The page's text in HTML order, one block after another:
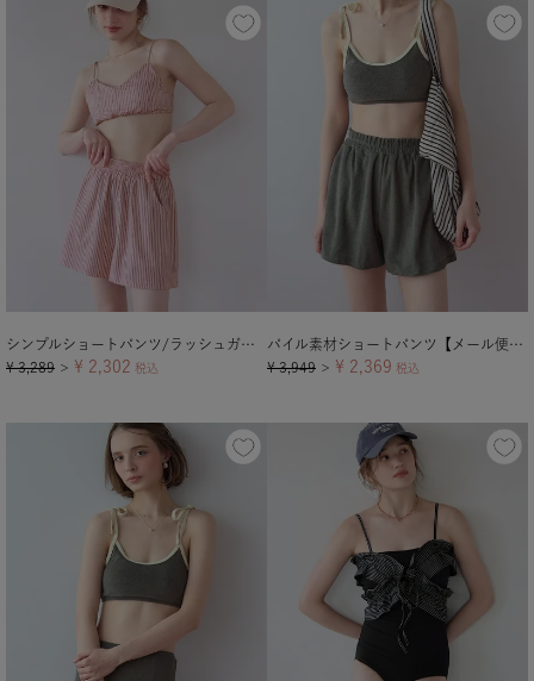
シンプルショートパンツ/ラッシュガード【メール便可／90】
¥ 3,289 ＞ ¥ 2,302 税込
パイル素材ショートパンツ【メール便可／100】
¥ 3,949 ＞ ¥ 2,369 税込